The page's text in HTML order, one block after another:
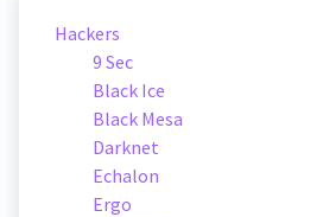
Hackers
9 Sec
Black Ice
Black Mesa
Darknet
Echalon
Ergo